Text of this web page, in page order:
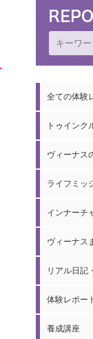
全ての体験
トゥインク
ヴィーナス
ライフミッ
インナーチ
ヴィーナス
リアル日記
体験レポー
養成講座